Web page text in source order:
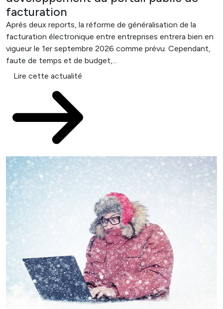
facturation
Après deux reports, la réforme de généralisation de la
facturation électronique entre entreprises entrera bien en
vigueur le 1er septembre 2026 comme prévu. Cependant,
faute de temps et de budget,...
Lire cette actualité